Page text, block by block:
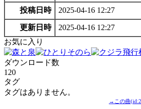
投稿日時 2025-04-16 12:27
更新日時
2025-04-16 12:27
お気に入り
ダウンロード数
120
タグ
タグはありません。
→この曲